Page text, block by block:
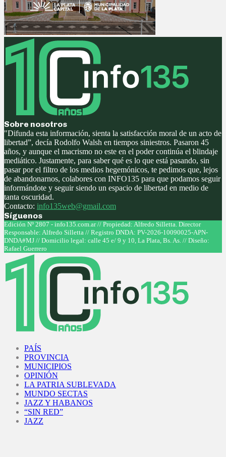
Sobre nosotros
"Difunda esta información, sienta la satisfacción moral de un acto de
libertad”, decía Rodolfo Walsh en tiempos siniestros. Pasaron 45
años, y aunque el macrismo no este en el poder continúa el blindaje
mediático. Justamente, para saber qué es lo que está pasando, sin
pasar por el filtro de los medios hegemónicos, te pedimos que, lejos
de abandonarnos, colabores con INFO135 para que podamos seguir
informándote y seguir siendo un espacio de libertad en medio de
tanta oscuridad.
Contacto: info135web@gmail.com
Síguenos
Facebook
Twitter
Instagram
Youtube
Edición Nº 2807 - info135.com.ar // Propiedad: Alfredo Silletta. Director
Responsable: Alfredo Silletta // Registro DNDA: PV-2026-10090025-APN-
DNDA#MJ // Domicilio legal: calle 45 e/ 9 y 10, La Plata, Bs. As. // Diseño:
Rafael Guerrero
PAÍS
PROVINCIA
MUNICIPIOS
OPINIÓN
LA PATRIA SUBLEVADA
MUNDO SECTAS
JAZZ Y HABANOS
“SIN RED”
JAZZ